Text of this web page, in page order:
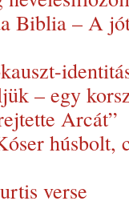
Biblia – A
– egy
Arcát”
húsbolt,
verse